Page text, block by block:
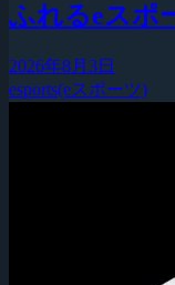
ふれるeスポ
2026年8月3日
esports(eスポーツ)